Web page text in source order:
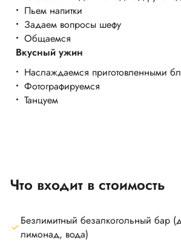
Пьем напитки
Задаем вопросы шефу
Общаемся
Вкусный ужин
Наслаждаемся приготовленными
Фотографируемся
Танцуем
Что входит в стоимость
Безлимитный безалкогольный бар
лимонад, вода)